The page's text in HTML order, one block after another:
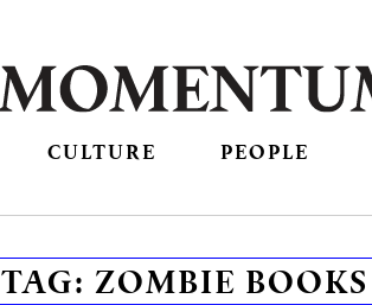
CULTURE PEOPLE
TAG: ZOMBIE BOOKS